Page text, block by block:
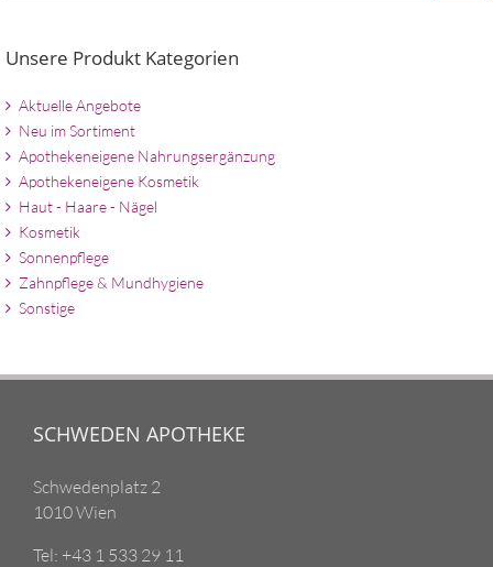
Unsere Produkt Kategorien
Aktuelle Angebote
Neu im Sortiment
Apothekeneigene Nahrungsergänzung
Apothekeneigene Kosmetik
Haut - Haare - Nägel
Kosmetik
Sonnenpflege
Zahnpflege & Mundhygiene
Sonstige
SCHWEDEN APOTHEKE
Schwedenplatz 2
1010 Wien
Tel: +43 1 533 29 11